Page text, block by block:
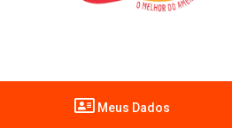
Meus Dados